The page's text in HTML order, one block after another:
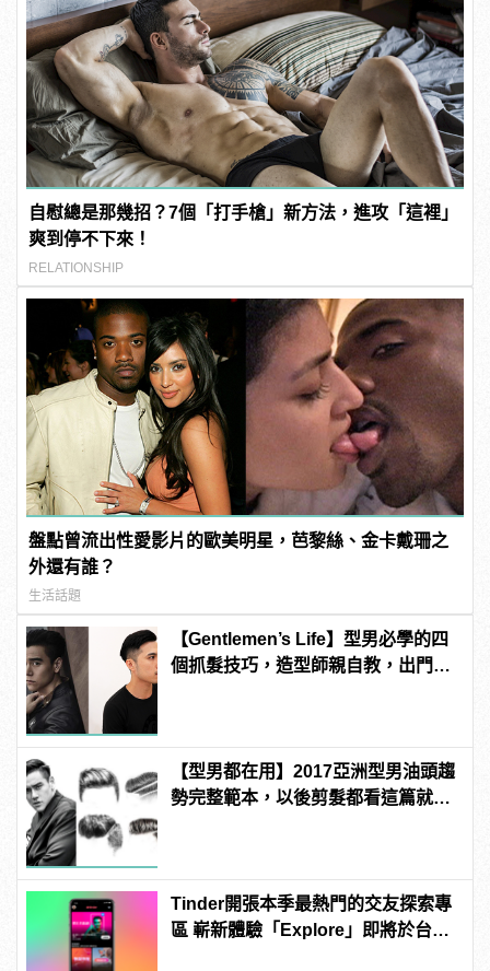
自慰總是那幾招？7個「打手槍」新方法，進攻「這裡」
爽到停不下來！
RELATIONSHIP
盤點曾流出性愛影片的歐美明星，芭黎絲、金卡戴珊之
外還有誰？
生活話題
【Gentlemen’s Life】型男必學的四
個抓髮技巧，造型師親自教，出門約
【型男都在用】2017亞洲型男油頭趨
勢完整範本，以後剪髮都看這篇就夠
Tinder開張本季最熱門的交友探索專
區 嶄新體驗「Explore」即將於台灣